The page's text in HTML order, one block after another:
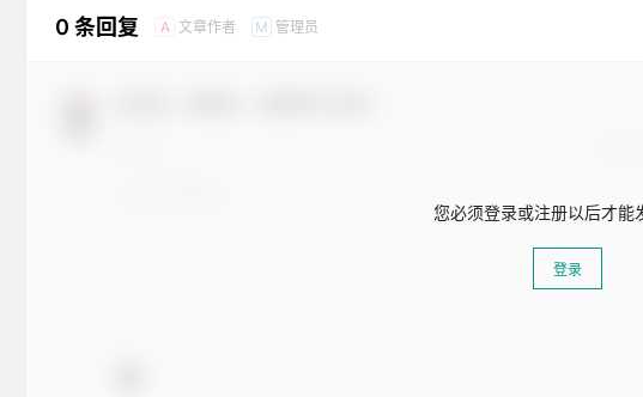
0 条回复 A 文章作者 M 管理员
您必须登录或注册以后才能
登录